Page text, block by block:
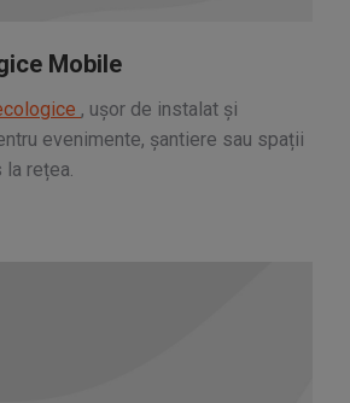
Mobile
, ușor de instalat și
evenimente, șantiere sau spații
rețea.